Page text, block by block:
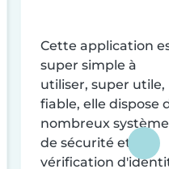
Cette application
super simple à
utiliser, super utile,
fiable, elle dispose
nombreux
de sécurité et de
vérification